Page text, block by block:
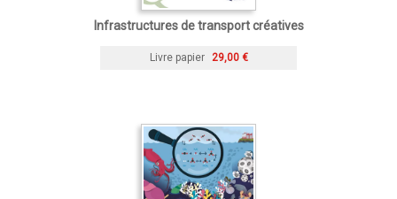
Infrastructures de transport créatives
Livre papier 29,00 €